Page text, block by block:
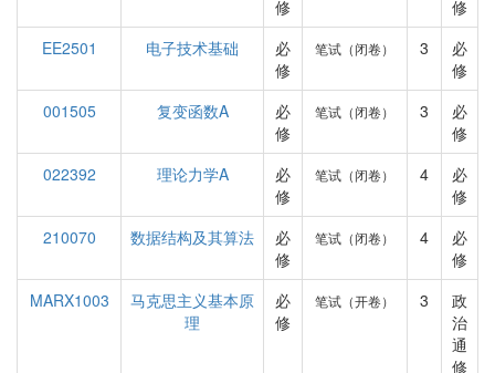
修
修
EE2501
电子技术基础
必
修
笔试（闭卷） 3
必
修
001505
复变函数A
必
修
笔试（闭卷） 3
必
修
022392
理论力学A
必
修
笔试（闭卷） 4
必
修
210070
数据结构及其算法
必
修
笔试（闭卷） 4
必
修
MARX1003
马克思主义基本原
理
必
修
笔试（开卷） 3
政
治
通
修